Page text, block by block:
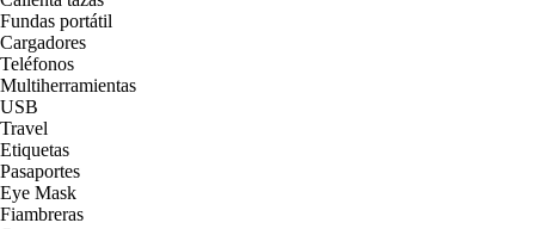
Fundas portátil
Cargadores
Teléfonos
Multiherramientas
USB
Travel
Etiquetas
Pasaportes
Eye Mask
Fiambreras